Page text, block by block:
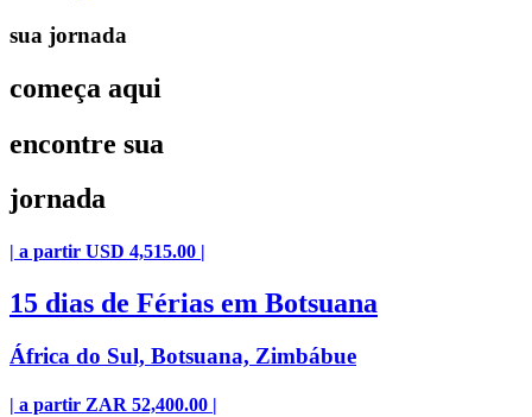
sua jornada
começa aqui
encontre sua
jornada
| a partir USD 4,515.00 |
15 dias de Férias em Botsuana
África do Sul, Botsuana, Zimbábue
| a partir ZAR 52,400.00 |